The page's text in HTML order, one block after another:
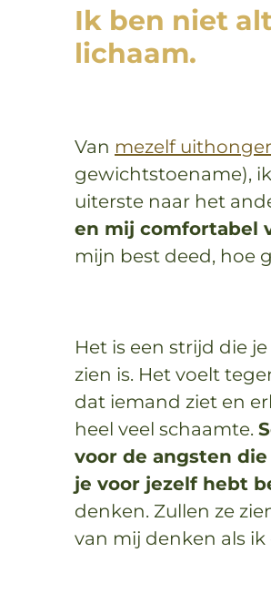
Ik ben niet
lichaam.
Van mezelf
gewichtstoename),
uiterste naar het
en mij comfortabel
mijn best deed, hoe
Het is een strijd die
zien is. Het voelt
dat iemand ziet en
heel veel schaamte.
voor de angsten
je voor jezelf hebt
denken. Zullen ze
van mij denken als ik